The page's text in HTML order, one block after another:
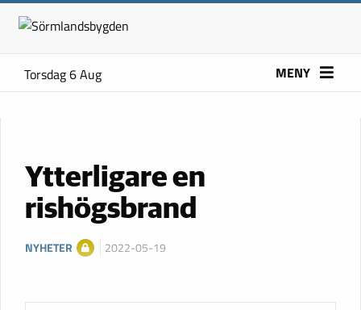
Torsdag 6 Aug MENY
Ytterligare en
rishögsbrand
NYHETER 2022-05-19